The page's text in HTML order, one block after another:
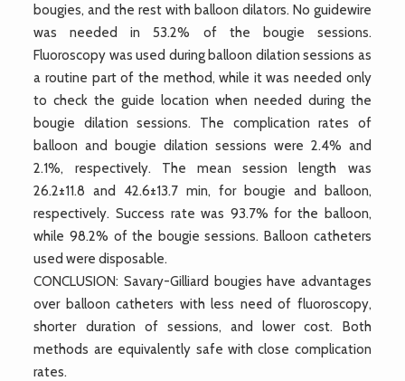
bougies, and the rest with balloon dilators. No guidewire
was needed in 53.2% of the bougie sessions.
Fluoroscopy was used during balloon dilation sessions as
a routine part of the method, while it was needed only
to check the guide location when needed during the
bougie dilation sessions. The complication rates of
balloon and bougie dilation sessions were 2.4% and
2.1%, respectively. The mean session length was
26.2±11.8 and 42.6±13.7 min, for bougie and balloon,
respectively. Success rate was 93.7% for the balloon,
while 98.2% of the bougie sessions. Balloon catheters
used were disposable.
CONCLUSION: Savary-Gilliard bougies have advantages
over balloon catheters with less need of fluoroscopy,
shorter duration of sessions, and lower cost. Both
methods are equivalently safe with close complication
rates.